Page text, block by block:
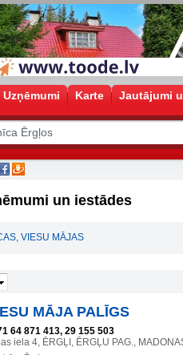
Uzņēmumi Karte Jautājumi
un iestādes
VIESU MĀJAS
MĀJA PALĪGS
64 871 413, 29 155 503
iela 4, ĒRGĻI, ĒRGĻU PAG.,